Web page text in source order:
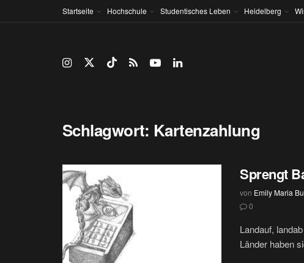
Startseite Hochschule Studentisches Leben Heidelberg
Schlagwort: Kartenzahlung
Sprengt
von Emily Maria
0
Landauf,
Länder haben